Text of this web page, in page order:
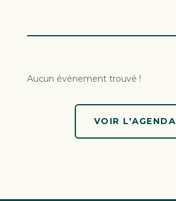
Aucun événement trouvé !
VOIR L'AGENDA